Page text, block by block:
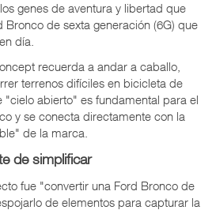
genes de aventura y libertad que
Bronco de sexta generación (6G) que
día.
recuerda a andar a caballo,
terrenos difíciles en bicicleta de
"cielo abierto" es fundamental para el
y se conecta directamente con la
de la marca.
de simplificar
fue "convertir una Ford Bronco de
de elementos para capturar la